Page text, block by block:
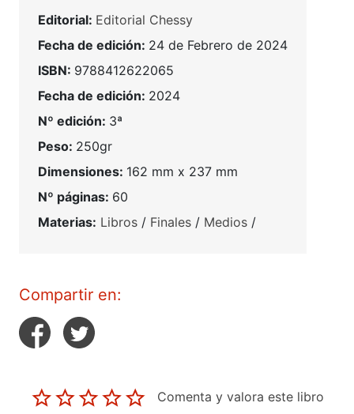
Editorial: Editorial Chessy
Fecha de edición: 24 de Febrero de 2024
ISBN: 9788412622065
Fecha de edición: 2024
Nº edición: 3ª
Peso: 250gr
Dimensiones: 162 mm x 237 mm
Nº páginas: 60
Materias: Libros / Finales / Medios /
Compartir en:
Comenta y valora este libro